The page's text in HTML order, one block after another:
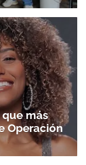
más
Operación